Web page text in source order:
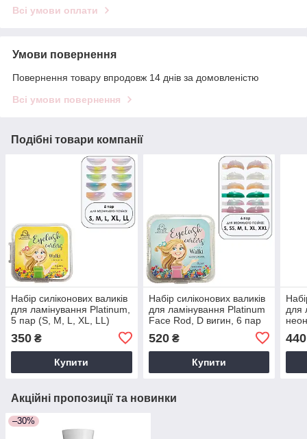
Всі умови оплати
Умови повернення
Повернення товару впродовж 14 днів за домовленістю
Всі умови повернення
Подібні товари компанії
Набір силіконових валиків
для ламінування Platinum,
5 пар (S, M, L, XL, LL)
350 ₴
Купити
Набір силіконових валиків
для ламінування Platinum
Face Rod, D вигин, 6 пар
520₴
Купити
для
440
Акційні пропозиції та новинки
–30%